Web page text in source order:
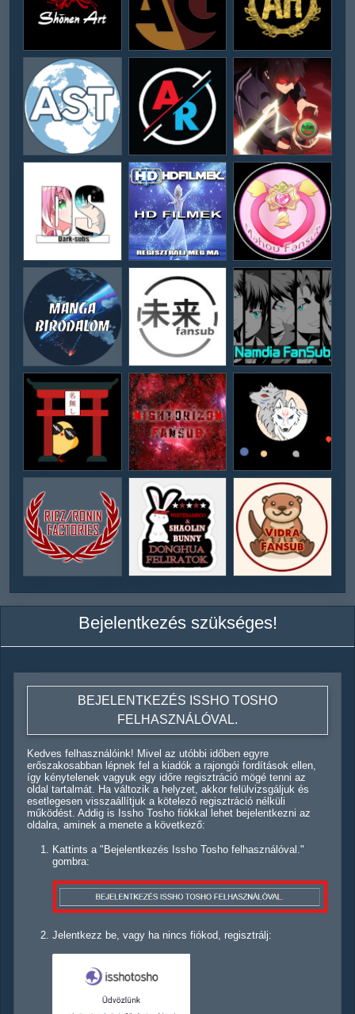
Bejelentkezés szükséges!
BEJELENTKEZÉS ISSHO TOSHO
FELHASZNÁLÓVAL.
Kedves felhasználóink! Mivel az utóbbi időben egyre
erőszakosabban lépnek fel a kiadók a rajongói fordítások ellen,
így kénytelenek vagyuk egy időre regisztráció mögé tenni az
oldal tartalmát. Ha változik a helyzet, akkor felülvizsgáljuk és
esetlegesen visszaállítjuk a kötelező regisztráció nélküli
működést. Addig is Issho Tosho fiókkal lehet bejelentkezni az
oldalra, aminek a menete a következő:
Kattints a "Bejelentkezés Issho Tosho felhasználóval."
gombra:
Jelentkezz be, vagy ha nincs fiókod, regisztrálj: